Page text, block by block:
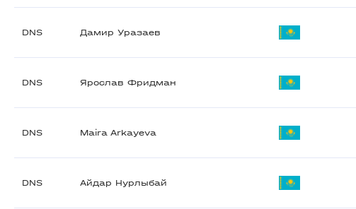
DNS Дамир Уразаев
DNS Ярослав Фридман
DNS Maira Arkayeva
DNS Айдар Нурлыбай